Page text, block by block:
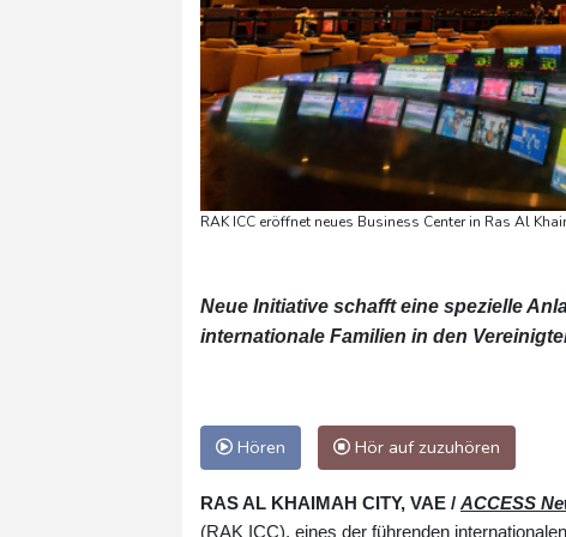
RAK ICC eröffnet neues Business Center in Ras Al
Neue Initiative schafft eine spezielle
internationale Familien in den
Hören Hör auf zuzuhören
RAS AL KHAIMAH CITY, VAE / ACCESS
(RAK ICC), eines der führenden